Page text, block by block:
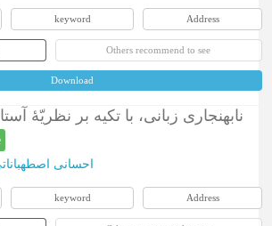
keyword Address
Others recommend to see
Download
نابهنجاری زبانی، با تکیه بر نظریّۀ
احسانی
keyword Address